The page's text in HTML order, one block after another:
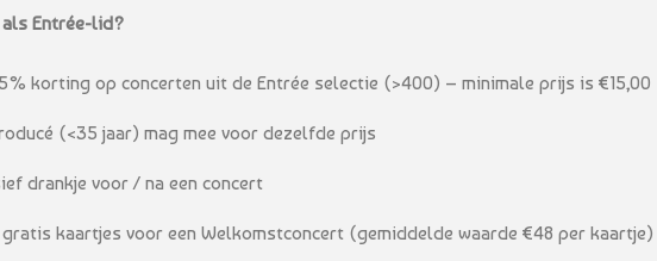
Entrée-lid?
korting op concerten uit de Entrée selectie (>400) – minimale prijs is €15,00
(<35 jaar) mag mee voor dezelfde prijs
drankje voor / na een concert
gratis kaartjes voor een Welkomstconcert (gemiddelde waarde €48 per kaartje)